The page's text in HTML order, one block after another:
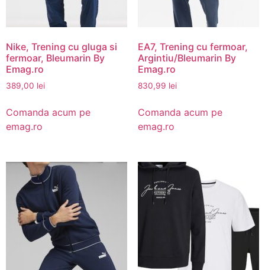
Nike, Trening cu gluga si
fermoar, Bleumarin By
Emag.ro
389,00 lei
Comanda acum pe
emag.ro
EA7, Trening cu fermoar,
Argintiu/Bleumarin By
Emag.ro
830,99 lei
Comanda acum pe
emag.ro